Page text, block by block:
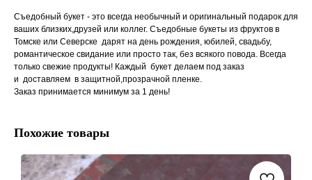
Съедобный букет - это всегда необычный и оригинальный подарок для
ваших близких,друзей или коллег. Съедобные букеты из фруктов в
Томске или Северске дарят на день рождения, юбилей, свадьбу,
романтическое свидание или просто так, без всякого повода. Всегда
только свежие продукты! Каждый букет делаем под заказ
и доставляем в защитной,прозрачной пленке.
Заказ принимается минимум за 1 день!
Похожие товары